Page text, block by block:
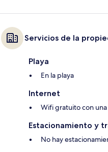
Servicios de la
Playa
En la playa
Internet
Wifi gratuito con
Estacionamiento y
No hay